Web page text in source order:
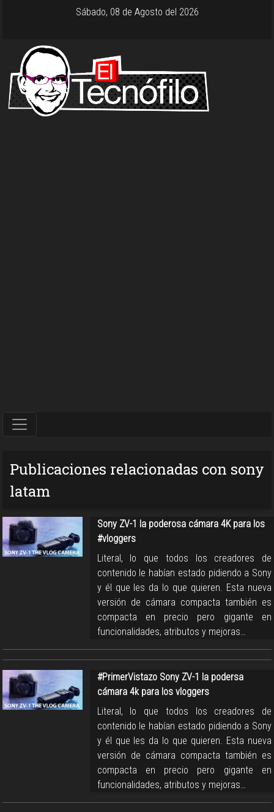
Sábado, 08 de Agosto del 2026
Publicaciones relacionadas con sony
latam
Sony ZV-1 la poderosa cámara 4K para los
#vloggers
Literal, lo que todos los creadores de
contenido le habían estado pidiendo a Sony
y él que les da lo que quieren. Esta nueva
versión de cámara compacta también es
compacta en precio pero gigante en
funcionalidades, atributos y mejoras…
#PrimerVistazo Sony ZV-1 la podersa
cámara 4k para los vloggers
Literal, lo que todos los creadores de
contenido le habían estado pidiendo a Sony
y él que les da lo que quieren. Esta nueva
versión de cámara compacta también es
compacta en precio pero gigante en
funcionalidades, atributos y mejoras…